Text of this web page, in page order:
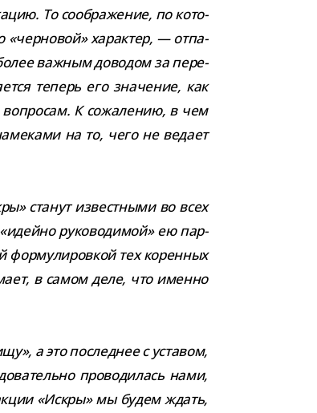
То сооб­ра­же­ние, по кото­
«чер­но­вой» харак­тер, — отпа­
важ­ным дово­дом за пере­
теперь его зна­че­ние, как
К сожа­ле­нию, в чем
на то, чего не ведает
ста­нут извест­ными во всех
руко­во­ди­мой» ею пар­
фор­му­ли­ров­кой тех корен­ных
в самом деле, что именно
а это послед­нее с уста­вом,
про­во­ди­лась нами,
«Искры» мы будем ждать,